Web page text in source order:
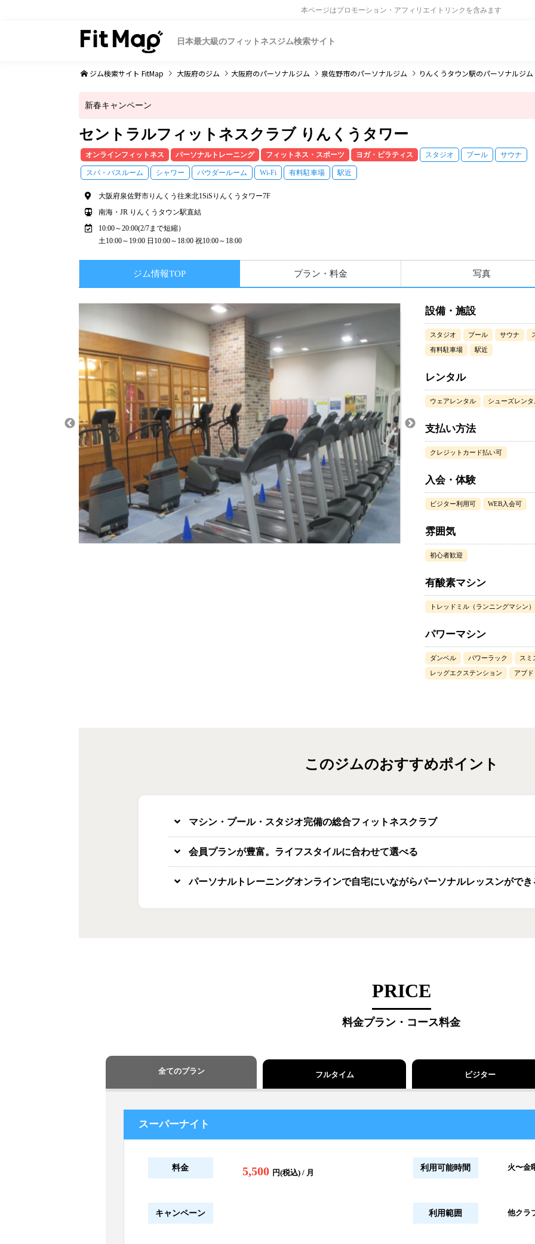
本ページはプロモーション・アフィリエイトリンクを含みます
日本最大級のフィットネスジム検索サイト
ジム検索サイト FitMap 大阪府のジム 大阪府のパーソナルジム 泉佐野市のパーソナルジム りんくうタウン駅のパーソナルジム
新春キャンペーン
セントラルフィットネスクラブ りんくうタワー
オンラインフィットネス パーソナルトレーニング フィットネス・スポーツ ヨガ・ピラティス スタジオ プール サウナ
スパ・バスルーム シャワー パウダールーム Wi-Fi 有料駐車場 駅近
大阪府泉佐野市りんくう往来北1SiSりんくうタワー7F
南海・JR りんくうタウン駅直結
10:00～20:00(2/7まで短縮）
土10:00～19:00 日10:00～18:00 祝10:00～18:00
ジム情報TOP プラン・料金 写真
設備・施設
スタジオ プール サウナ
有料駐車場 駅近
レンタル
ウェアレンタル シューズレンタ
支払い方法
クレジットカード払い可
入会・体験
ビジター利用可 WEB入会可
雰囲気
初心者歓迎
有酸素マシン
トレッドミル（ランニングマシン）
パワーマシン
ダンベル パワーラック スミ
レッグエクステンション アブ
このジムのおすすめポイント
マシン・プール・スタジオ完備の総合フィットネスクラブ
会員プランが豊富。ライフスタイルに合わせて選べる
パーソナルトレーニングオンラインで自宅にいながらパーソナルレッスンができ
PRICE
料金プラン・コース料金
全てのプラン フルタイム ビジター
スーパーナイト
料金 5,500 円(税込) / 月
利用可能時間 火〜金
キャンペーン 利用範囲 他クラ